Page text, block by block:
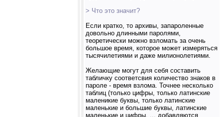
> Что это значит?
Если кратко, то архивы, запароленные
довольно длинными паролями,
теоретически можно взломать за очень
большое время, которое может измеряться
тысячилетиями и даже милионолетиями.
Желающие могут для себя составить
табличку соответсвия количество знаков в
пароле - время взлома. Точнее несколько
таблиц (только цифры, только латинские
маленикие буквы, только латинские
маленькие и большие буквы, латинские
маленькие и цифры, ... добавляются